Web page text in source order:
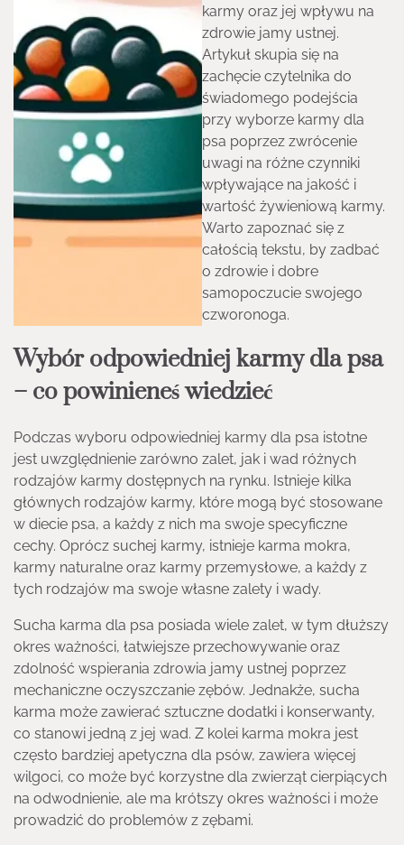
karmy oraz jej wpływu na
zdrowie jamy ustnej.
Artykuł skupia się na
zachęcie czytelnika do
świadomego podejścia
przy wyborze karmy dla
psa poprzez zwrócenie
uwagi na różne czynniki
wpływające na jakość i
wartość żywieniową karmy.
Warto zapoznać się z
całością tekstu, by zadbać
o zdrowie i dobre
samopoczucie swojego
czworonoga.
Wybór odpowiedniej karmy dla psa
– co powinieneś wiedzieć
Podczas wyboru odpowiedniej karmy dla psa istotne
jest uwzględnienie zarówno zalet, jak i wad różnych
rodzajów karmy dostępnych na rynku. Istnieje kilka
głównych rodzajów karmy, które mogą być stosowane
w diecie psa, a każdy z nich ma swoje specyficzne
cechy. Oprócz suchej karmy, istnieje karma mokra,
karmy naturalne oraz karmy przemysłowe, a każdy z
tych rodzajów ma swoje własne zalety i wady.
Sucha karma dla psa posiada wiele zalet, w tym dłuższy
okres ważności, łatwiejsze przechowywanie oraz
zdolność wspierania zdrowia jamy ustnej poprzez
mechaniczne oczyszczanie zębów. Jednakże, sucha
karma może zawierać sztuczne dodatki i konserwanty,
co stanowi jedną z jej wad. Z kolei karma mokra jest
często bardziej apetyczna dla psów, zawiera więcej
wilgoci, co może być korzystne dla zwierząt cierpiących
na odwodnienie, ale ma krótszy okres ważności i może
prowadzić do problemów z zębami.